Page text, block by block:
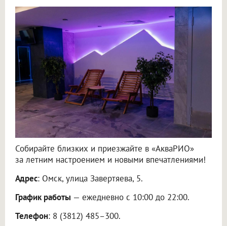
Собирайте близких и приезжайте в «АкваРИО»
за летним настроением и новыми впечатлениями!
Адрес: Омск, улица Завертяева, 5.
График работы — ежедневно с 10:00 до 22:00.
Телефон: 8 (3812) 485–300.